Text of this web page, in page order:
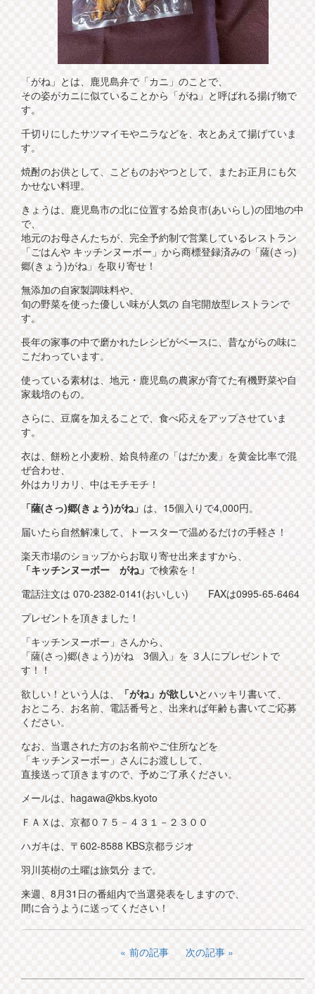
「がね」とは、鹿児島弁で「カニ」のことで、
その姿がカニに似ていることから「がね」と呼ばれる揚げ物で
す。
千切りにしたサツマイモやニラなどを、衣とあえて揚げていま
す。
焼酎のお供として、こどものおやつとして、またお正月にも欠
かせない料理。
きょうは、鹿児島市の北に位置する姶良市(あいらし)の団地の中
で、
地元のお母さんたちが、完全予約制で営業しているレストラン
「ごはんや キッチンヌーボー」から商標登録済みの「薩(さっ)
郷(きょう)がね」を取り寄せ！
無添加の自家製調味料や、
旬の野菜を使った優しい味が人気の 自宅開放型レストランで
す。
長年の家事の中で磨かれたレシピがベースに、昔ながらの味に
こだわっています。
使っている素材は、地元・鹿児島の農家が育てた有機野菜や自
家栽培のもの。
さらに、豆腐を加えることで、食べ応えをアップさせていま
す。
衣は、餅粉と小麦粉、姶良特産の「はだか麦」を黄金比率で混
ぜ合わせ、
外はカリカリ、中はモチモチ！
「薩(さっ)郷(きょう)がね」 は、15個入りで4,000円。
届いたら自然解凍して、トースターで温めるだけの手軽さ！
楽天市場のショップからお取り寄せ出来ますから、
「キッチンヌーボー がね」 で検索を！
電話注文は 070-2382-0141(おいしい) FAXは0995-65-6464
プレゼントを頂きました！
「キッチンヌーボー」さんから、
「薩(さっ)郷(きょう)がね 3個入」を ３人にプレゼントで
す！！
欲しい！という人は、
「がね」が欲しいとハッキリ書いて、
おところ、お名前、電話番号と、出来れば年齢も書いてご応募
ください。
なお、当選された方のお名前やご住所などを
「キッチンヌーボー」さんにお渡しして、
直接送って頂きますので、予めご了承ください。
メールは、hagawa@kbs.kyoto
ＦＡＸは、京都０７５－４３１－２３００
ハガキは、〒602-8588 KBS京都ラジオ
羽川英樹の土曜は旅気分 まで。
来週、8月31日の番組内で当選発表をしますので、
間に合うように送ってください！
前の記事 次の記事